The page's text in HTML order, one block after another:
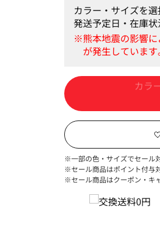
カラー・サイズを
発送予定日・在庫
※一部の色・サイズでセール
※セール商品はポイント付与
※セール商品はクーポン・キ